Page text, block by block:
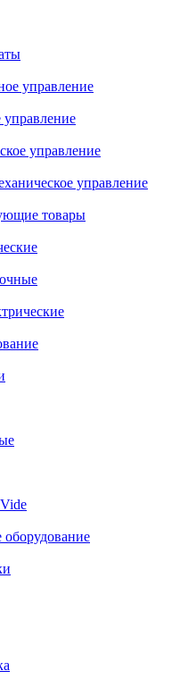
управление
управление
управление
товары
оборудование